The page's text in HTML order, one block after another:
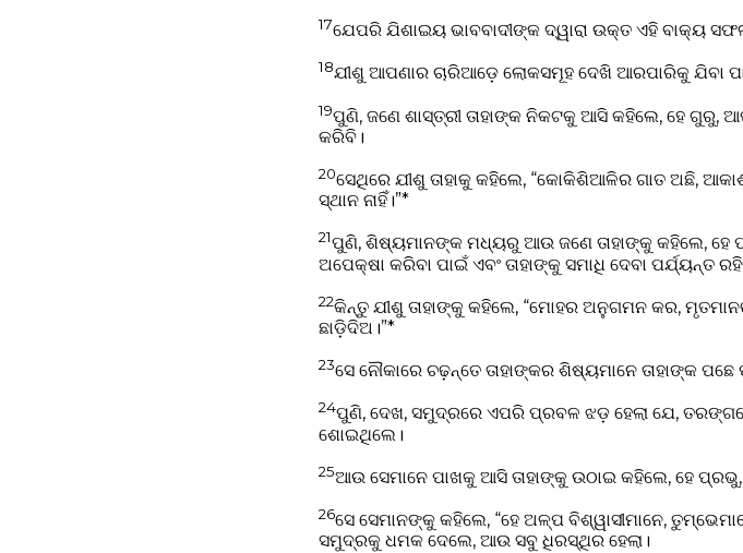
17ଯେପରି ଯିଶାଇୟ ଭାବବାଦୀଙ୍କ ଦ୍ୱାରା ଉକ୍ତ ଏହି ବାକ୍ୟ
18ଯୀଶୁ ଆପଣାର ଚାରିଆଡ଼େ ଲୋକସମୂହ ଦେଖି ଆରପାରିକୁ ଯିବା
19ପୁଣି, ଜଣେ ଶାସ୍ତ୍ରୀ ତାହାଙ୍କ ନିକଟକୁ ଆସି କହିଲେ, ହେ
କରିବି।
20ସେଥିରେ ଯୀଶୁ ତାହାକୁ କହିଲେ, “କୋକିଶିଆଳିର ଗାତ ଅଛି,
ସ୍ଥାନ ନାହିଁ।”*
21ପୁଣି, ଶିଷ୍ୟମାନଙ୍କ ମଧ୍ୟରୁ ଆଉ ଜଣେ ତାହାଙ୍କୁ କହିଲେ,
ଅପେକ୍ଷା କରିବା ପାଇଁ ଏବଂ ତାହାଙ୍କୁ ସମାଧି ଦେବା ପର୍ଯ୍ୟନ୍ତ
22କିନ୍ତୁ ଯୀଶୁ ତାହାଙ୍କୁ କହିଲେ, “ମୋହର ଅନୁଗମନ କର,
ଛାଡ଼ିଦିଅ।”*
23ସେ ନୌକାରେ ଚଢ଼ନ୍ତେ ତାହାଙ୍କର ଶିଷ୍ୟମାନେ ତାହାଙ୍କ ପଛେ
24ପୁଣି, ଦେଖ, ସମୁଦ୍ରରେ ଏପରି ପ୍ରବଳ ଝଡ଼ ହେଲା ଯେ,
ଶୋଇଥିଲେ।
25ଆଉ ସେମାନେ ପାଖକୁ ଆସି ତାହାଙ୍କୁ ଉଠାଇ କହିଲେ, ହେ
26ସେ ସେମାନଙ୍କୁ କହିଲେ, “ହେ ଅଳ୍ପ ବିଶ୍ୱାସୀମାନେ,
ସମୁଦ୍ରକୁ ଧମକ ଦେଲେ, ଆଉ ସବୁ ଧିରସ୍ଥିର ହେଲା।